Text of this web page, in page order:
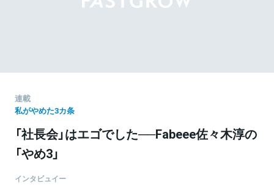
連載
私がやめた3カ条
「社長会」はエゴでした──Fabeee佐々木淳の
「やめ3」
インタビュイー